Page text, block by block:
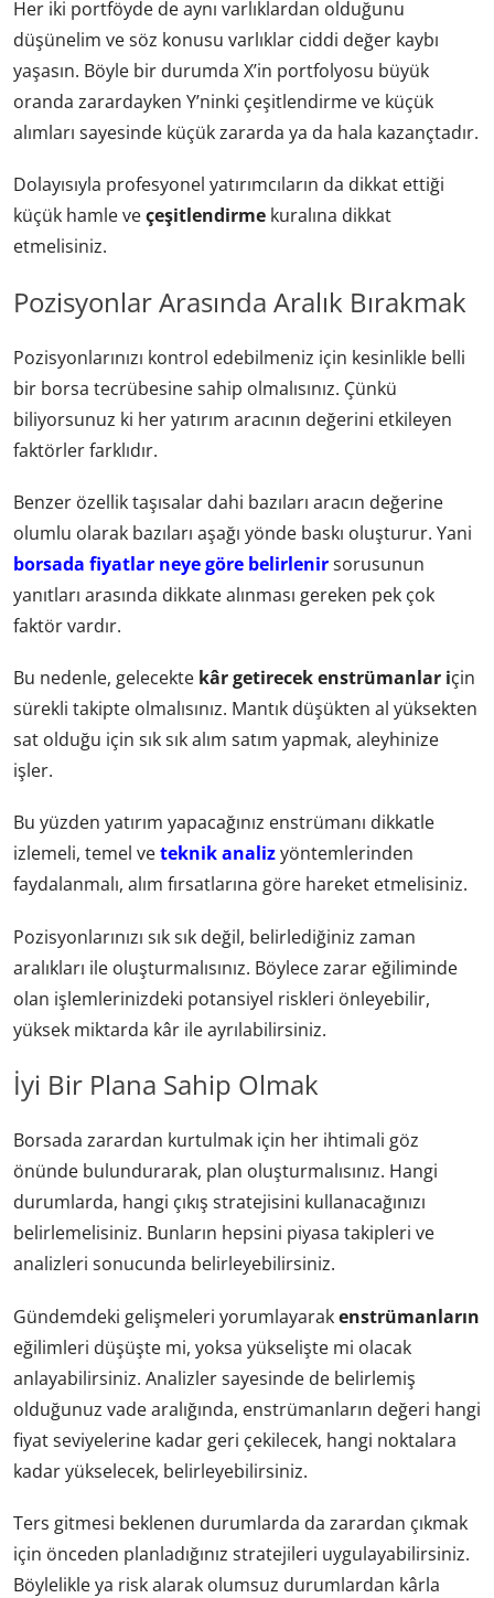
Her iki portföyde de aynı varlıklardan olduğunu
düşünelim ve söz konusu varlıklar ciddi değer kaybı
yaşasın. Böyle bir durumda X’in portfolyosu büyük
oranda zarardayken Y’ninki çeşitlendirme ve küçük
alımları sayesinde küçük zararda ya da hala kazançtadır.
Dolayısıyla profesyonel yatırımcıların da dikkat ettiği
küçük hamle veçeşitlendirme kuralına dikkat
etmelisiniz.
Pozisyonlar Arasında Aralık Bırakmak
Pozisyonlarınızı kontrol edebilmeniz için kesinlikle belli
bir borsa tecrübesine sahip olmalısınız. Çünkü
biliyorsunuz ki her yatırım aracının değerini etkileyen
faktörler farklıdır.
Benzer özellik taşısalar dahi bazıları aracın değerine
olumlu olarak bazıları aşağı yönde baskı oluşturur. Yani
borsada fiyatlar neye göre belirlenirsorusunun
yanıtları arasında dikkate alınması gereken pek çok
faktör vardır.
Bu nedenle, gelecekte kâr getirecek enstrümanlar için
sürekli takipte olmalısınız. Mantık düşükten al yüksekten
sat olduğu için sık sık alım satım yapmak, aleyhinize
işler.
Bu yüzden yatırım yapacağınız enstrümanı dikkatle
izlemeli, temel veteknik analizyöntemlerinden
faydalanmalı, alım fırsatlarına göre hareket etmelisiniz.
Pozisyonlarınızı sık sık değil, belirlediğiniz zaman
aralıkları ile oluşturmalısınız. Böylece zarar eğiliminde
olan işlemlerinizdeki potansiyel riskleri önleyebilir,
yüksek miktarda kâr ile ayrılabilirsiniz.
İyi Bir Plana Sahip Olmak
Borsada zarardan kurtulmak için her ihtimali göz
önünde bulundurarak, plan oluşturmalısınız. Hangi
durumlarda, hangi çıkış stratejisini kullanacağınızı
belirlemelisiniz. Bunların hepsini piyasa takipleri ve
analizleri sonucunda belirleyebilirsiniz.
Gündemdeki gelişmeleri yorumlayarakenstrümanların
eğilimleri düşüşte mi, yoksa yükselişte mi olacak
anlayabilirsiniz. Analizler sayesinde de belirlemiş
olduğunuz vade aralığında, enstrümanların değeri hangi
fiyat seviyelerine kadar geri çekilecek, hangi noktalara
kadar yükselecek, belirleyebilirsiniz.
Ters gitmesi beklenen durumlarda da zarardan çıkmak
için önceden planladığınız stratejileri uygulayabilirsiniz.
Böylelikle ya risk alarak olumsuz durumlardan kârla